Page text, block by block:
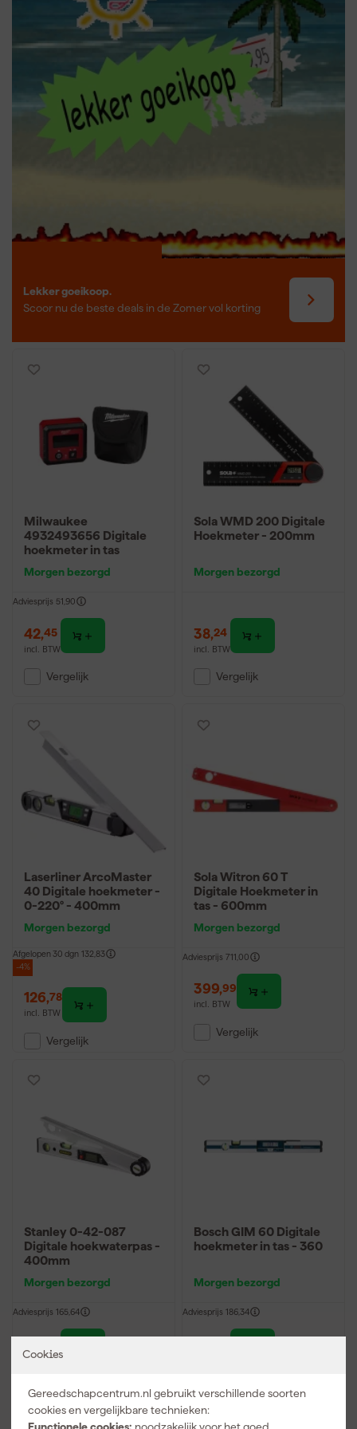
Cookies
Gereedschapcentrum.nl gebruikt verschillende soorten
cookies en vergelijkbare technieken:
Functionele cookies: noodzakelijk voor het goed
moeten worden, zoals leuningen, trappen of hellende daken. De
digitale hoekwaterpas toont naast de hoek ook de helling in
procenten of millimeters per meter. Hierdoor is hij ook geschikt
als hellingmeter voor dakconstructies, afvoeren of leidingen. Een
handig en veelzijdig meetinstrument voor wie nauwkeurig wil
werken zonder giswerk.
Lekker goeikoop.
Scoor nu de beste deals in de Zomer vol korting
Milwaukee
4932493656 Digitale
hoekmeter in tas
Morgen bezorgd
Adviesprijs 51,90
42,45
incl. BTW
Vergelijk
Sola WMD 200 Digitale
Hoekmeter - 200mm
Morgen bezorgd
38,24
incl. BTW
Vergelijk
Laserliner ArcoMaster
40 Digitale hoekmeter -
0-220° - 400mm
Morgen bezorgd
Afgelopen 30 dgn 132,83
-4%
126,78
incl. BTW
Vergelijk
Sola Witron 60 T
Digitale Hoekmeter in
tas - 600mm
Morgen bezorgd
Adviesprijs 711,00
399,99
incl. BTW
Vergelijk
Stanley 0-42-087
Digitale hoekwaterpas -
400mm
Morgen bezorgd
Adviesprijs 165,64
incl. BTW
Vergelijk
Bosch GIM 60 Digitale
hoekmeter in tas - 360
Morgen bezorgd
Adviesprijs 186,34
Vergelijk